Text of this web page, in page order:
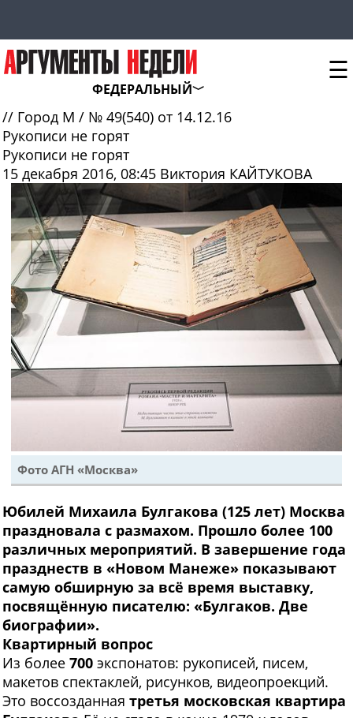
ФЕДЕРАЛЬНЫЙ
☰
// Город М / № 49(540) от 14.12.16
Рукописи не горят
Рукописи не горят
15 декабря 2016, 08:45 Виктория КАЙТУКОВА
Фото АГН «Москва»
Юбилей Михаила Булгакова (125 лет) Москва
праздновала с размахом. Прошло более 100
различных мероприятий. В завершение года
празднеств в «Новом Манеже» показывают
самую обширную за всё время выставку,
посвящённую писателю: «Булгаков. Две
биографии».
Квартирный вопрос
Из более 700 экспонатов: рукописей, писем,
макетов спектаклей, рисунков, видеопроекций.
Это воссозданная третья московская квартира